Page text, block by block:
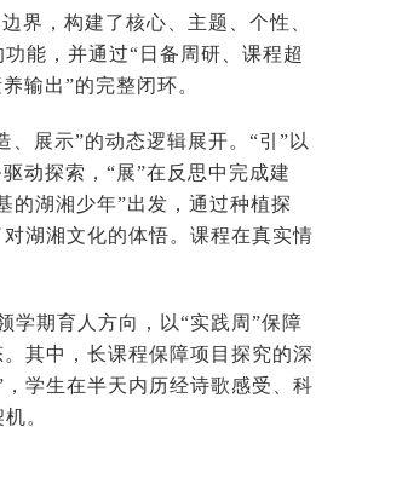
界，构建了核心、主题、个性、
能，并通过“日备周研、课程超
素养输出”的完整闭环。
、展示”的动态逻辑展开。“引”以
动探索，“展”在反思中完成建
的湖湘少年”出发，通过种植探
湖湘文化的体悟。课程在真实情
学期育人方向，以“实践周”保障
其中，长课程保障项目探究的深
学生在半天内历经诗歌感受、科
契机。